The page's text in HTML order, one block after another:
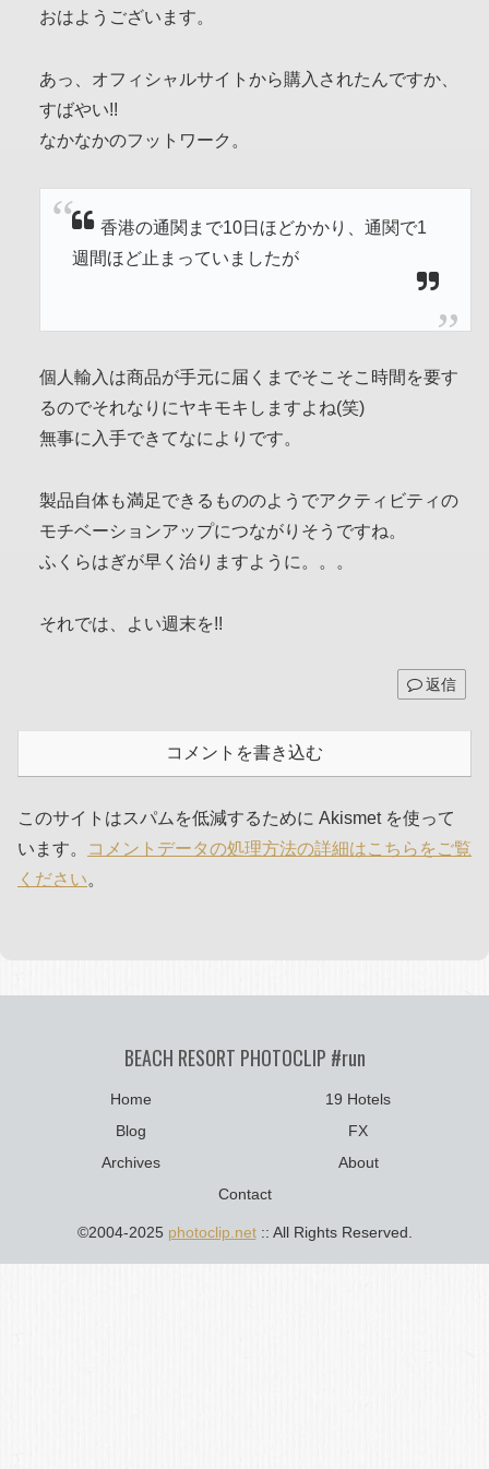
おはようございます。
あっ、オフィシャルサイトから購入されたんですか、
すばやい!!
なかなかのフットワーク。
香港の通関まで10日ほどかかり、通関で1
週間ほど止まっていましたが
個人輸入は商品が手元に届くまでそこそこ時間を要す
るのでそれなりにヤキモキしますよね(笑)
無事に入手できてなによりです。
製品自体も満足できるもののようでアクティビティの
モチベーションアップにつながりそうですね。
ふくらはぎが早く治りますように。。。
それでは、よい週末を!!
返信
コメントを書き込む
このサイトはスパムを低減するために Akismet を使って
います。
コメントデータの処理方法の詳細はこちらをご覧
ください。
BEACH RESORT PHOTOCLIP #run
Home
19 Hotels
Blog
FX
Archives
About
Contact
©2004-2025 photoclip.net:: All Rights Reserved.